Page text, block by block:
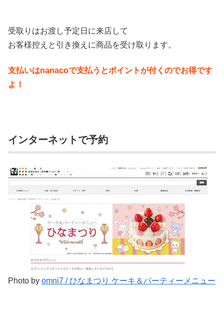
受取りはお渡し予定日に来店して
お客様控えと引き換えに商品を受け取ります。
支払いはnanacoで支払うとポイントが付くのでお得です
よ！
インターネットで予約
Photo by omni7 / ひなまつり ケーキ＆パーティーメニュー